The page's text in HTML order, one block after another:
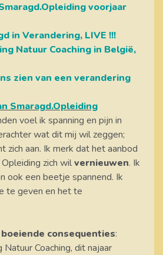
voorjaar
in Verandering, LIVE !!!
Natuur Coaching in België,
zien van een verandering
Smaragd.Opleiding
voel ik spanning en pijn in
wat dit mij wil zeggen;
zich aan. Ik merk dat het aanbod
zich wilvernieuwen. Ik
ook een beetje spannend. Ik
te geven en het te
boeiende consequenties:
Coaching, dit najaar